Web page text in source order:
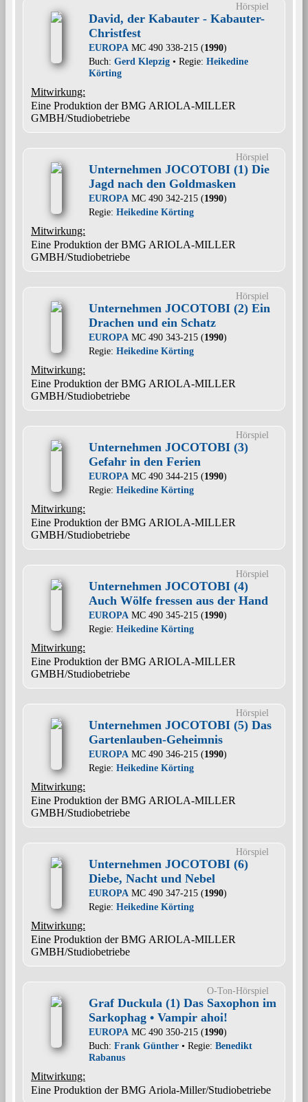
Hörspiel
David, der Kabauter - Kabauter-
Christfest
EUROPA MC 490 338-215 (1990)
Buch: Gerd Klepzig • Regie: Heikedine
Körting
Mitwirkung:
Eine Produktion der BMG ARIOLA-MILLER
GMBH/Studiobetriebe
Hörspiel
Unternehmen JOCOTOBI (1) Die
Jagd nach den Goldmasken
EUROPA MC 490 342-215 (1990)
Regie: Heikedine Körting
Mitwirkung:
Eine Produktion der BMG ARIOLA-MILLER
GMBH/Studiobetriebe
Hörspiel
Unternehmen JOCOTOBI (2) Ein
Drachen und ein Schatz
EUROPA MC 490 343-215 (1990)
Regie: Heikedine Körting
Mitwirkung:
Eine Produktion der BMG ARIOLA-MILLER
GMBH/Studiobetriebe
Hörspiel
Unternehmen JOCOTOBI (3)
Gefahr in den Ferien
EUROPA MC 490 344-215 (1990)
Regie: Heikedine Körting
Mitwirkung:
Eine Produktion der BMG ARIOLA-MILLER
GMBH/Studiobetriebe
Hörspiel
Unternehmen JOCOTOBI (4)
Auch Wölfe fressen aus der Hand
EUROPA MC 490 345-215 (1990)
Regie: Heikedine Körting
Mitwirkung:
Eine Produktion der BMG ARIOLA-MILLER
GMBH/Studiobetriebe
Hörspiel
Unternehmen JOCOTOBI (5) Das
Gartenlauben-Geheimnis
EUROPA MC 490 346-215 (1990)
Regie: Heikedine Körting
Mitwirkung:
Eine Produktion der BMG ARIOLA-MILLER
GMBH/Studiobetriebe
Hörspiel
Unternehmen JOCOTOBI (6)
Diebe, Nacht und Nebel
EUROPA MC 490 347-215 (1990)
Regie: Heikedine Körting
Mitwirkung:
Eine Produktion der BMG ARIOLA-MILLER
GMBH/Studiobetriebe
O-Ton-Hörspiel
Graf Duckula (1) Das Saxophon im
Sarkophag • Vampir ahoi!
EUROPA MC 490 350-215 (1990)
Buch: Frank Günther • Regie: Benedikt
Rabanus
Mitwirkung:
Eine Produktion der BMG Ariola-Miller/Studiobetriebe